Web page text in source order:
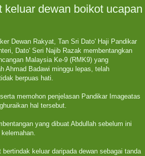
dewan boikot ucapan
Dewan Rakyat, Tan Sri Dato' Haji Pandikar
Dato' Seri Najib Razak membentangkan
Malaysia Ke-9 (RMK9) yang
Ahmad Badawi minggu lepas, telah
berpuas hati.
memohon penjelasan Pandikar Imageatas
hal tersebut.
yang dibuat Abdullah sebelum ini
keluar daripada dewan sebagai tanda